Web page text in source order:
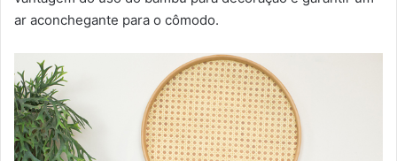
ar aconchegante para o cômodo.